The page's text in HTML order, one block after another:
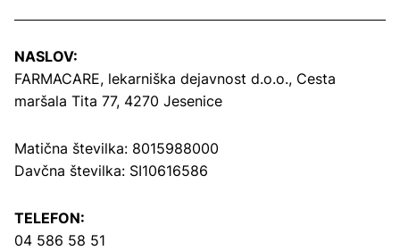
NASLOV:
FARMACARE, lekarniška dejavnost d.o.o., Cesta
maršala Tita 77, 4270 Jesenice
Matična številka: 8015988000
Davčna številka: SI10616586
TELEFON:
04 586 58 51